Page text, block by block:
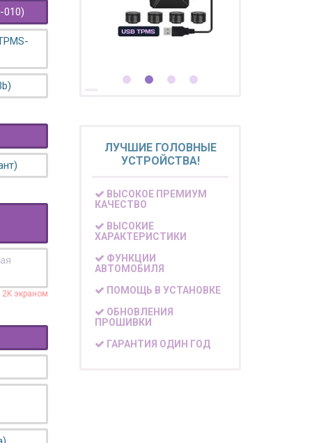
010)
2K экраном
ЛУЧШИЕ ГОЛОВНЫЕ
УСТРОЙСТВА!
ВЫСОКОЕ ПРЕМИУМ
КАЧЕСТВО
ВЫСОКИЕ
ХАРАКТЕРИСТИКИ
ФУНКЦИИ
АВТОМОБИЛЯ
ПОМОЩЬ В УСТАНОВКЕ
ОБНОВЛЕНИЯ
ПРОШИВКИ
ГАРАНТИЯ ОДИН ГОД